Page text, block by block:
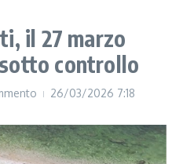
il 27 marzo
controllo
26/03/2026 7:18